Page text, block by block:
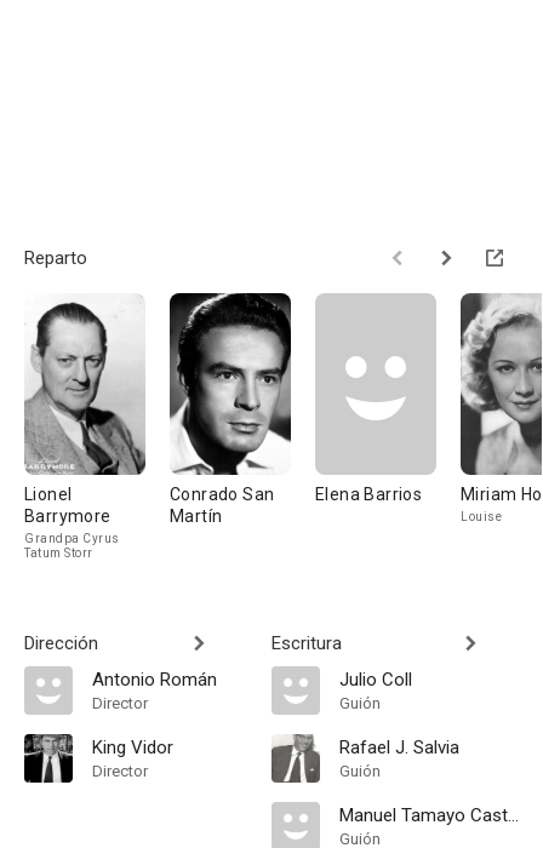
Reparto
Lionel
Barrymore
Grandpa Cyrus
Tatum Storr
Conrado San
Martín
Elena Barrios Miriam
Louise
Dirección
Antonio Román
Director
King Vidor
Director
Escritura
Julio Coll
Guión
Rafael J. Salvia
Guión
Manuel Tamayo Castro
Guión